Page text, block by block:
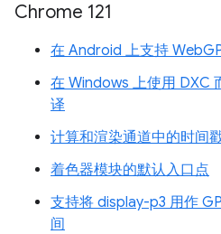
Chrome 121
在 Android 上支持
在 Windows 上使用 DXC
译
计算和渲染通道中的时间
着色器模块的默认入口点
支持将 display-p3 用作
间